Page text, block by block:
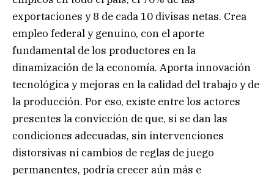
exportaciones y 8 de cada 10 divisas netas. Crea
empleo federal y genuino, con el aporte
fundamental de los productores en la
dinamización de la economía. Aporta innovación
tecnológica y mejoras en la calidad del trabajo y de
la producción. Por eso, existe entre los actores
presentes la convicción de que, si se dan las
condiciones adecuadas, sin intervenciones
distorsivas ni cambios de reglas de juego
permanentes, podría crecer aún más e